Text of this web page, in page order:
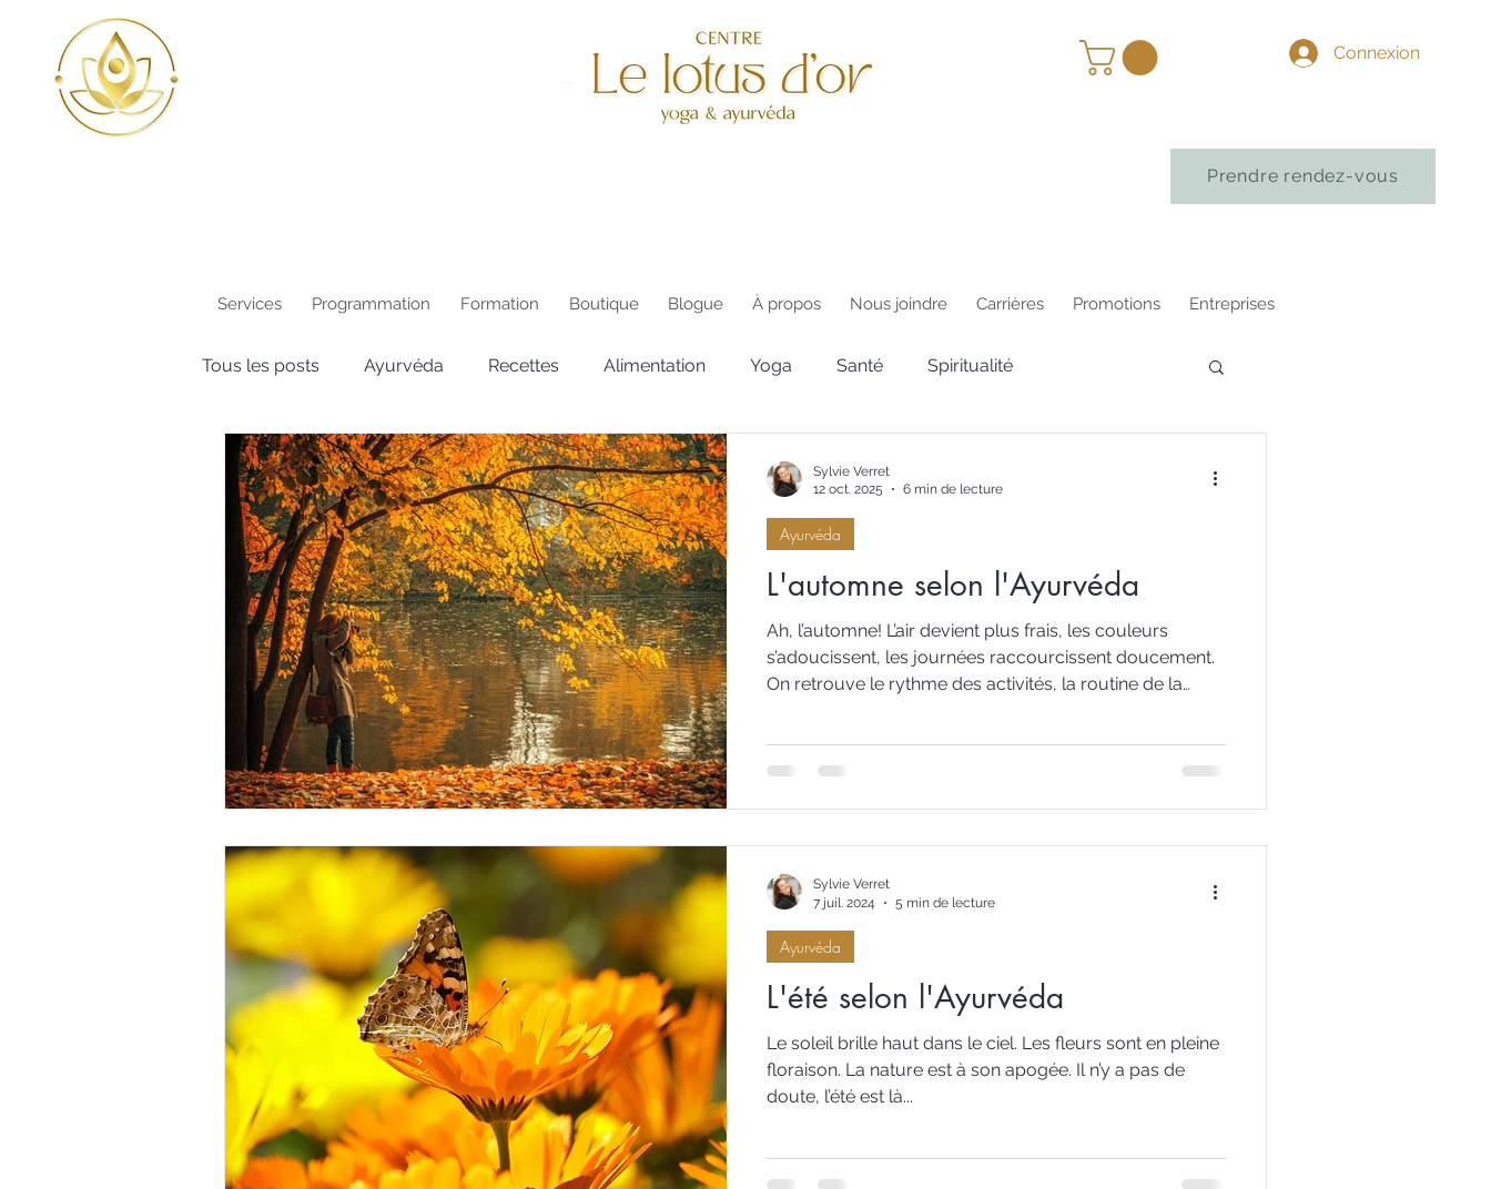
Connexion
Prendre rendez-vous
Services Programmation Formation Boutique Blogue À propos Nous joindre Carrières Promotions Entreprises
Tous les posts Ayurvéda Recettes Alimentation Yoga Santé Spiritualité
Plantes médicinales Beauté Magasinage Développement personnel
Dans les coulisses du Lotus d'Or
L'automne selon l'Ayurvéda
Ah, l’automne! L’air devient plus frais, les couleurs
s’adoucissent, les journées raccourcissent doucement.
On retrouve le rythme des activités, la routine de la
le repli paisible de l’hiver. Une saison de transition où la
trouver du réconfort dans la chaleur d’un repas simple
ou dans le calme d’un soir plus tô
Ayurvéda
Sylvie Verret
12 oct. 2025
6 min de lecture
L'été selon l'Ayurvéda
Le soleil brille haut dans le ciel. Les fleurs sont en pleine
floraison. La nature est à son apogée. Il n’y a pas de
doute, l’été est là...
Ayurvéda
Sylvie Verret
7 juil. 2024
5 min de lecture